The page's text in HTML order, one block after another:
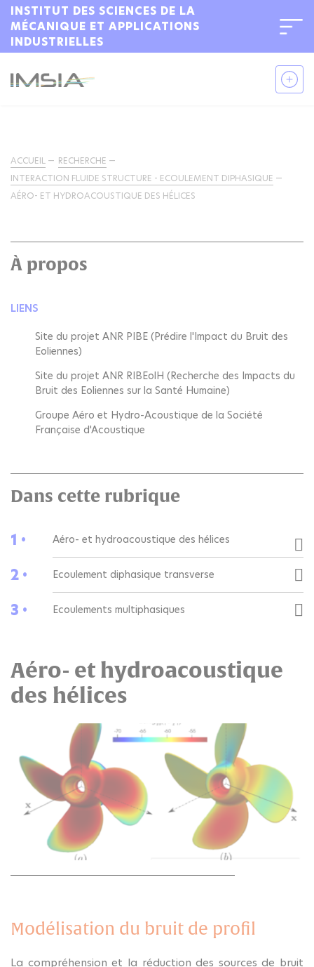
INSTITUT DES SCIENCES DE LA
MÉCANIQUE ET APPLICATIONS
INDUSTRIELLES
ACCUEIL
RECHERCHE
INTERACTION FLUIDE STRUCTURE - ECOULEMENT DIPHASIQUE
AÉRO- ET HYDROACOUSTIQUE DES HÉLICES
À propos
LIENS
Site du projet ANR PIBE (Prédire l'Impact du Bruit des
Eoliennes)
Site du projet ANR RIBEolH (Recherche des Impacts du
Bruit des Eoliennes sur la Santé Humaine)
Groupe Aéro et Hydro-Acoustique de la Société
Française d'Acoustique
Dans cette rubrique
1 • Aéro- et hydroacoustique des hélices
2 • Ecoulement diphasique transverse
3 • Ecoulements multiphasiques
Aéro- et hydroacoustique
des hélices
Modélisation du bruit de profil
La compréhension et la réduction des sources de bruit